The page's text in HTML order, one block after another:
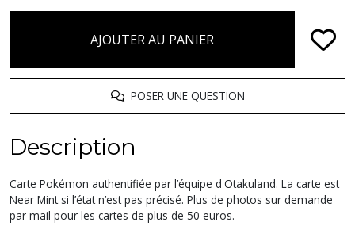
AJOUTER AU PANIER
POSER UNE QUESTION
Description
Carte Pokémon authentifiée par l’équipe d'Otakuland. La carte est
Near Mint si l’état n’est pas précisé. Plus de photos sur demande
par mail pour les cartes de plus de 50 euros.